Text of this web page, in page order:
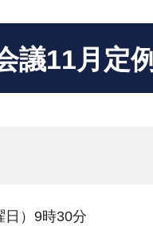
議11月定
日）9時30分